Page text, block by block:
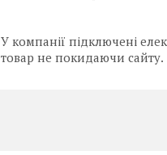
У компанії підключені
товар не покидаючи сайту.